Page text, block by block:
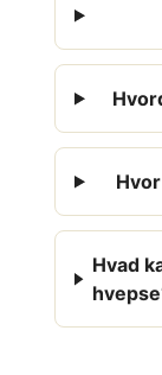
Hvad